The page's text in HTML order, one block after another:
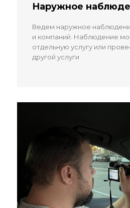
Наружное
Ведем наружное
и компаний. Наблюдение
отдельную услугу или
другой услуги